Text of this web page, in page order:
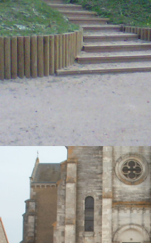
CHEMIN LAVOIR MEUNET PLANCHES